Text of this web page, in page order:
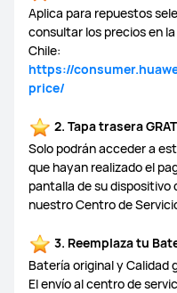
Aplica para repuestos
consultar los precios en
Chile:
https://
price/
2. Tapa trasera
Solo podrán acceder a
que hayan realizado el
pantalla de su dispositivo
nuestro Centro de
3. Reemplaza tu
Batería original y Calidad
El envío al centro de